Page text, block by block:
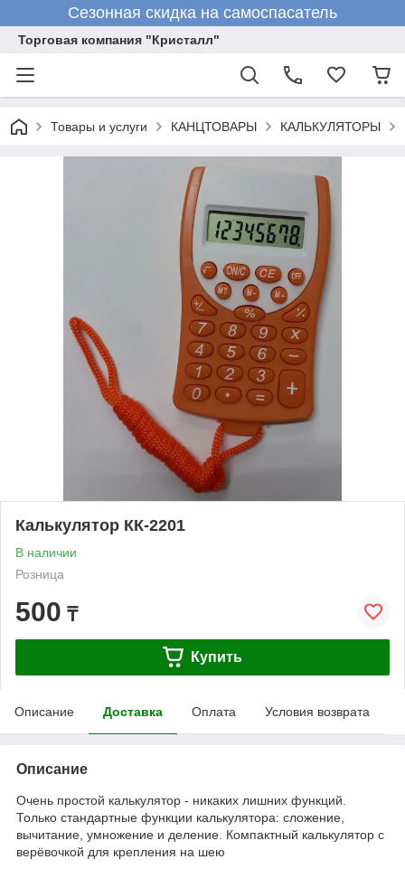
Сезонная скидка на самоспасатель
Торговая компания "Кристалл"
Товары и услуги КАНЦТОВАРЫ КАЛЬКУЛЯТОРЫ
Калькулятор КК-2201
В наличии
Розница
500 ₸
Купить
Описание Доставка Оплата Условия возврата
Описание
Очень простой калькулятор - никаких лишних функций.
Только стандартные функции калькулятора: сложение,
вычитание, умножение и деление. Компактный калькулятор с
верёвочкой для крепления на шею